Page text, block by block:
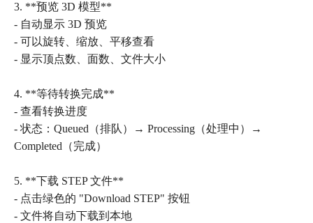
3. **预览 3D 模型**
- 自动显示 3D 预览
- 可以旋转、缩放、平移查看
- 显示顶点数、面数、文件大小
4. **等待转换完成**
- 查看转换进度
- 状态：Queued（排队）→ Processing（处理中）→
Completed（完成）
5. **下载 STEP 文件**
- 点击绿色的 "Download STEP" 按钮
- 文件将自动下载到本地